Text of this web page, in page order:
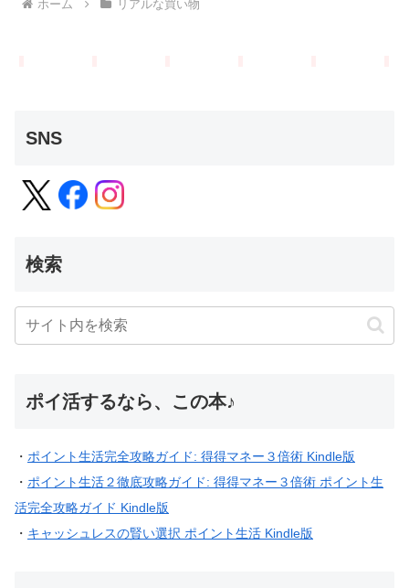
ホーム リアルな買い物
SNS
検索
ポイ活するなら、この本♪
・ ポイント生活完全攻略ガイド: 得得マネー３倍術 Kindle版
・ ポイント生活２徹底攻略ガイド: 得得マネー３倍術 ポイント生
活完全攻略ガイド Kindle版
・ キャッシュレスの賢い選択 ポイント生活 Kindle版